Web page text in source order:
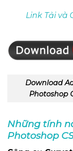
Link Tải và
Download
Photoshop
Những tính
Photoshop